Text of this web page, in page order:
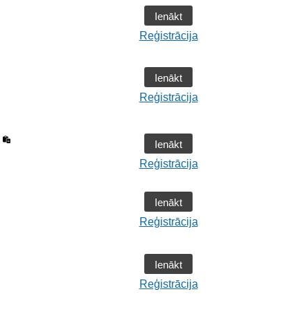
Ienākt
Reģistrācija
Ienākt
Reģistrācija
Ienākt
Reģistrācija
Ienākt
Reģistrācija
Ienākt
Reģistrācija